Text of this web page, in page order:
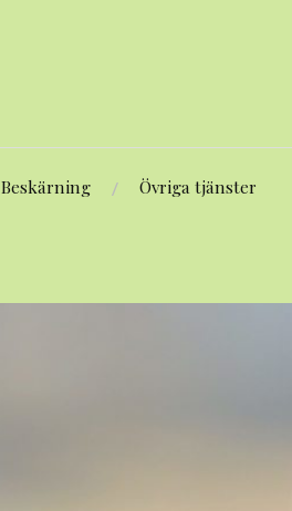
Beskärning Övriga tjänster